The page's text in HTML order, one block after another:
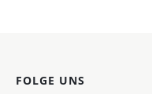
FOLGE UNS